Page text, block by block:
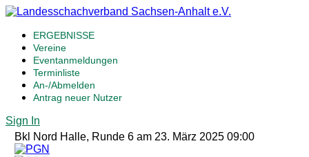
ERGEBNISSE
Vereine
Eventanmeldungen
Terminliste
An-/Abmelden
Antrag neuer Nutzer
Sign In
Bkl Nord Halle, Runde 6 am 23. März 2025 09:00